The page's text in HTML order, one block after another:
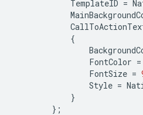
TemplateID =
{
FontColor =
FontSize =
Style =
}
};